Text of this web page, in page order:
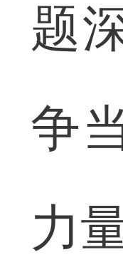
题
争
力